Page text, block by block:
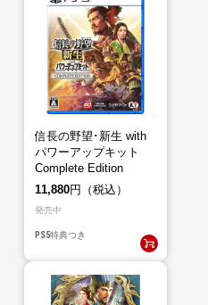
信長の野望･新生 with
パワーアップキット
Complete Edition
（PS5）
11,880円（税込）
発売中
PS5特典つき